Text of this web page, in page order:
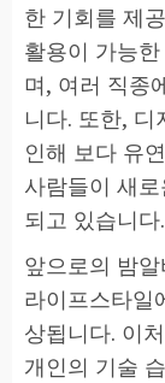
한 기회를 제
활용이 가능
며, 여러 직종
니다. 또한,
인해 보다 유
사람들이 새
되고 있습니다.
앞으로의 밤
라이프스타일
상됩니다. 이
개인의 기술